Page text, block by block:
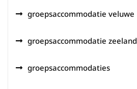
groepsaccommodatie veluwe
groepsaccommodatie zeeland
groepsaccommodaties